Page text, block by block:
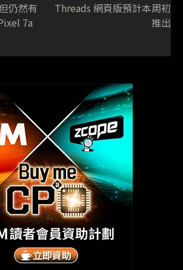
仍然有
7a
Threads 網頁版預計本周初
推出